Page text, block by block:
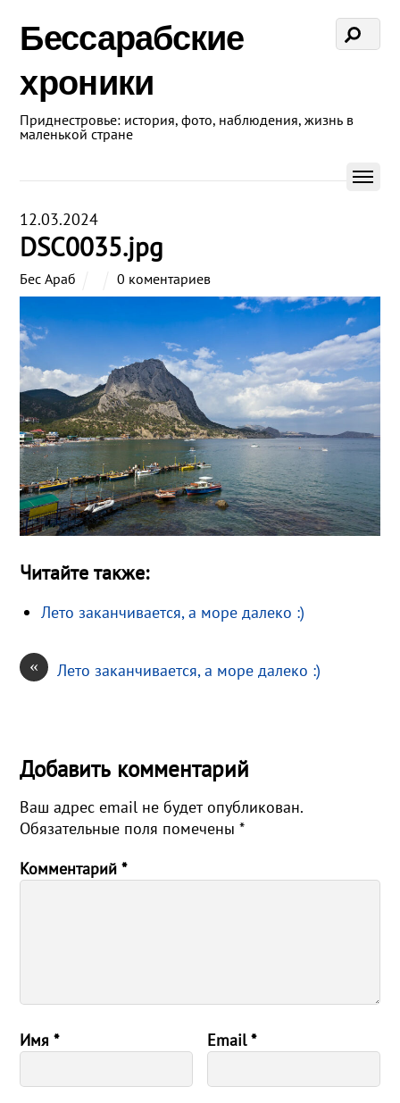
Бессарабские
хроники
Приднестровье: история, фото, наблюдения, жизнь в
маленькой стране
12.03.2024
DSC0035.jpg
Бес Араб 0 коментариев
Читайте также:
Лето заканчивается, а море далеко :)
« Лето заканчивается, а море далеко :)
Добавить комментарий
Ваш адрес email не будет опубликован.
Обязательные поля помечены*
Комментарий*
Имя* Email*